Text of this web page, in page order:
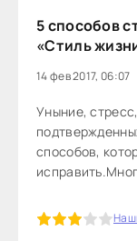
5 способов
«Стиль
14 фев 2017, 06:07
Уныние,
способов,
из нас есть